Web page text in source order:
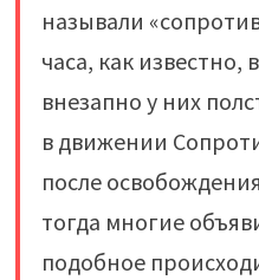
называли
часа, как известно,
внезапно у них
в движении
после
тогда многие
подобное